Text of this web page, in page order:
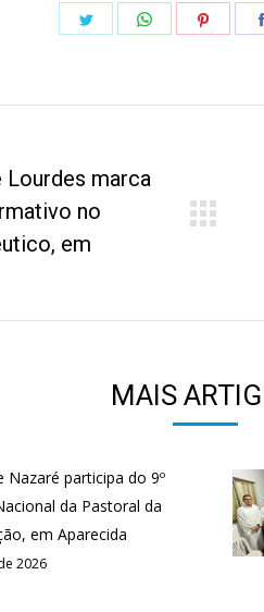
Share Share
Share
Lourdes marca
no
em
MAIS
Nazaré participa do 9º
da Pastoral da
em Aparecida
2026